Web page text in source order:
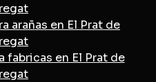
arañas en El Prat de
fabricas en El Prat de